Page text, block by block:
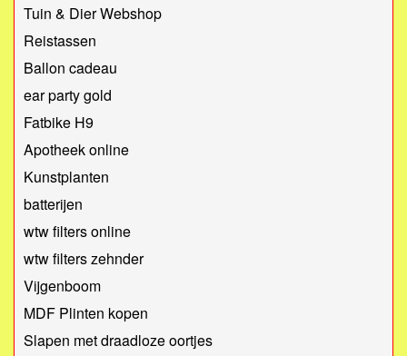
Tuin & Dier Webshop
Reistassen
Ballon cadeau
ear party gold
Fatbike H9
Apotheek online
Kunstplanten
batterijen
wtw filters online
wtw filters zehnder
Vijgenboom
MDF Plinten kopen
Slapen met draadloze oortjes